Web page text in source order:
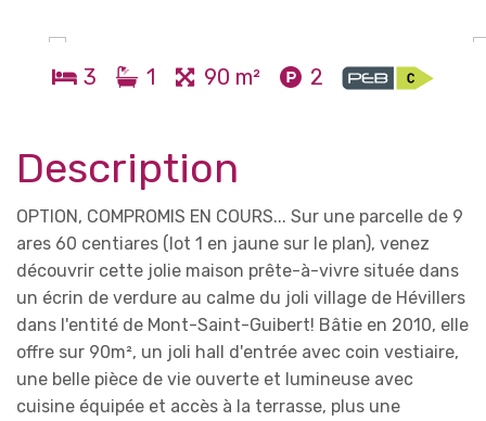
3 1 90 m² 2
Description
OPTION, COMPROMIS EN COURS... Sur une parcelle de 9
ares 60 centiares (lot 1 en jaune sur le plan), venez
découvrir cette jolie maison prête-à-vivre située dans
un écrin de verdure au calme du joli village de Hévillers
dans l'entité de Mont-Saint-Guibert! Bâtie en 2010, elle
offre sur 90m², un joli hall d'entrée avec coin vestiaire,
une belle pièce de vie ouverte et lumineuse avec
cuisine équipée et accès à la terrasse, plus une